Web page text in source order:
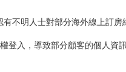
不明人士對部分海外線上訂
登入，導致部分顧客的個人資訊